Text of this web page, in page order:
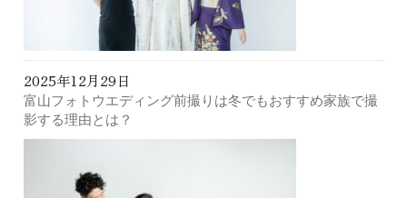
2025年12月29日
富山フォトウエディング前撮りは冬でもおすすめ家族で撮
影する理由とは？